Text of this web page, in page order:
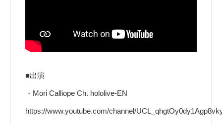
■出演
・Mori Calliope Ch. hololive-EN
https://www.youtube.com/channel/